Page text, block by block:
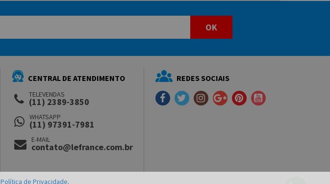
Política de Privacidade.
OK
CENTRAL DE ATENDIMENTO
TELEVENDAS
(11) 2389-3850
WHATSAPP
(11) 97391-7981
E-MAIL
contato@lefrance.com.br
REDES SOCIAIS